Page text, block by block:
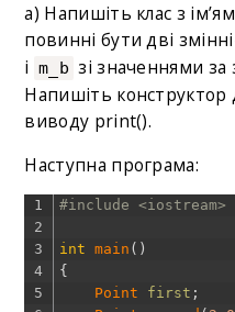
a) Напишіть клас з
повинні бути дві
і m_b зі значеннями
Напишіть конструктор
виводу print().
Наступна програма:
1
2
3
4
5
#include <iostream>
int main ( )
{
Point first ;